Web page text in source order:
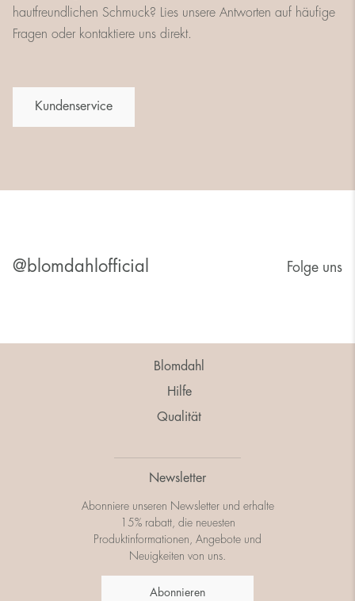
hautfreundlichen Schmuck? Lies unsere Antworten auf häufige
Fragen oder kontaktiere uns direkt.
Kundenservice
@blomdahlofficial Folge uns
Blomdahl
Hilfe
Qualität
Newsletter
Abonniere unseren Newsletter und erhalte
15% rabatt, die neuesten
Produktinformationen, Angebote und
Neuigkeiten von uns.
Abonnieren